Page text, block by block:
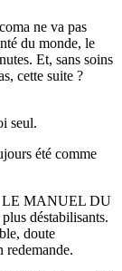
ne va pas
du monde, le
Et, sans soins
cette suite ?
seul.
été comme
LE MANUEL DU
déstabilisants.
doute
redemande.